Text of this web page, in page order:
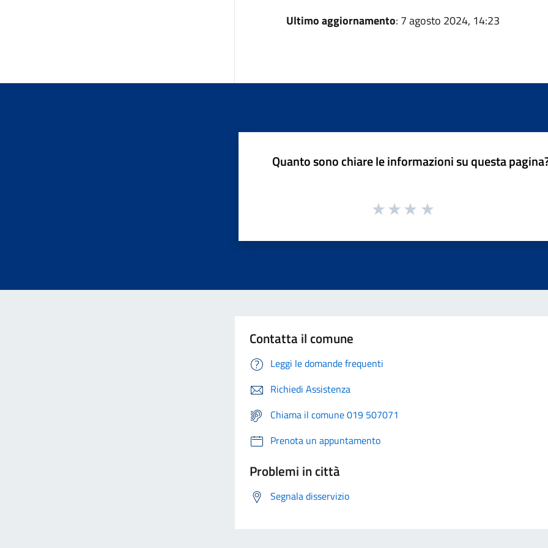
Ultimo aggiornamento: 7 agosto 2024, 14:23
Quanto sono chiare le informazioni su questa
Contatta il comune
Leggi le domande frequenti
Richiedi Assistenza
Chiama il comune 019 507071
Prenota un appuntamento
Problemi in città
Segnala disservizio